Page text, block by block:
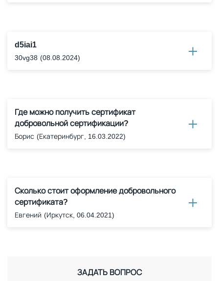
d5iai1
30vg38 (08.08.2024)
Где можно получить сертификат
добровольной сертификации?
Борис (Екатеринбург, 16.03.2022)
Сколько стоит оформление добровольного
сертификата?
Евгений (Иркутск, 06.04.2021)
ЗАДАТЬ ВОПРОС